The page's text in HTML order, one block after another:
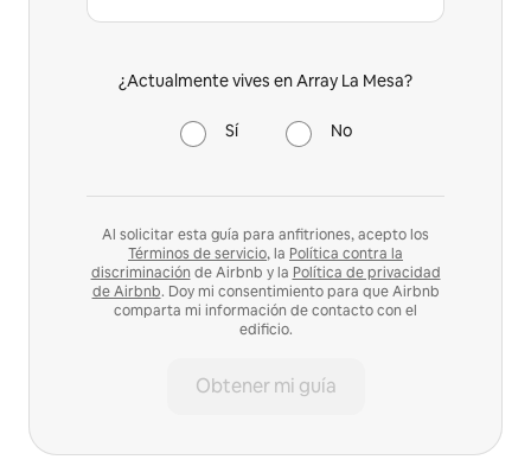
¿Actualmente vives en Array La Mesa?
Sí No
Al solicitar esta guía para anfitriones, acepto los
Términos de servicio, la Política contra la
discriminación de Airbnb y la Política de privacidad
de Airbnb. Doy mi consentimiento para que Airbnb
comparta mi información de contacto con el
edificio.
Obtener mi guía